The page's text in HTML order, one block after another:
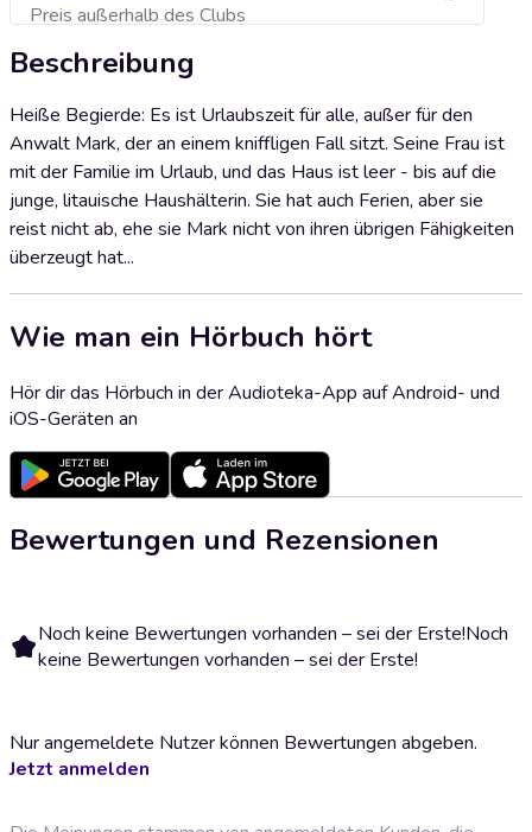
Preis außerhalb des ClubsZum Warenkorb hinzufügen
Beschreibung
Heiße Begierde: Es ist Urlaubszeit für alle, außer für den
Anwalt Mark, der an einem kniffligen Fall sitzt. Seine Frau ist
mit der Familie im Urlaub, und das Haus ist leer - bis auf die
junge, litauische Haushälterin. Sie hat auch Ferien, aber sie
reist nicht ab, ehe sie Mark nicht von ihren übrigen Fähigkeiten
überzeugt hat...
Wie man ein Hörbuch hört
Hör dir das Hörbuch in der Audioteka-App auf Android- und
iOS-Geräten an
Bewertungen und Rezensionen
Noch keine Bewertungen vorhanden – sei der Erste!Noch
keine Bewertungen vorhanden – sei der Erste!
Nur angemeldete Nutzer können Bewertungen abgeben.
Jetzt anmelden